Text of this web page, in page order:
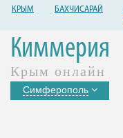
КРЫМ БАХЧИСАРАЙ
Киммерия
Крым онлайн
Симферополь